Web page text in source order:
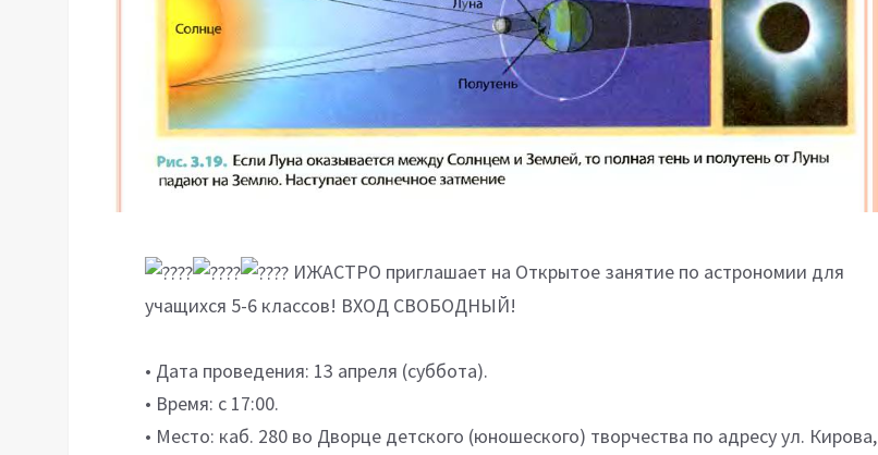
ИЖАСТРО приглашает на Открытое занятие по астрономии для
учащихся 5-6 классов! ВХОД СВОБОДНЫЙ!
• Дата проведения: 13 апреля (суббота).
• Время: с 17:00.
• Место: каб. 280 во Дворце детского (юношеского) творчества по адресу ул. Кирова,